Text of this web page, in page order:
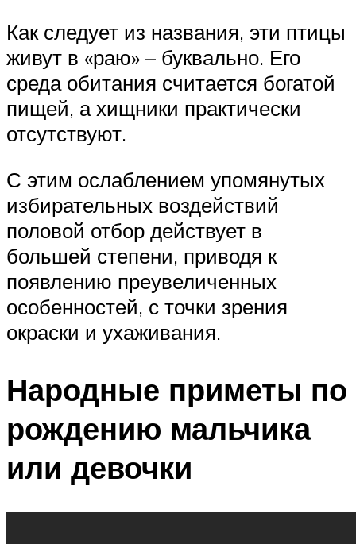
Как следует из названия, эти птицы
живут в «раю» – буквально. Его
среда обитания считается богатой
пищей, а хищники практически
отсутствуют.
С этим ослаблением упомянутых
избирательных воздействий
половой отбор действует в
большей степени, приводя к
появлению преувеличенных
особенностей, с точки зрения
окраски и ухаживания.
Народные приметы по
рождению мальчика
или девочки